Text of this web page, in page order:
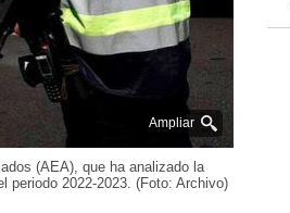
Ampliar
(AEA), que ha analizado la
periodo 2022-2023. (Foto: Archivo)